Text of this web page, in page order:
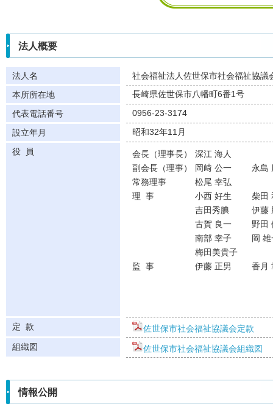
法人概要
法人名
社会福祉法人佐世保市社会福祉協議
本所所在地
長崎県佐世保市八幡町6番1号
代表電話番号
0956-23-3174
設立年月
昭和32年11月
役 員
会長（理事長）
深江 海人
副会長（理事）
岡﨑 公一
永島
常務理事
松尾 幸弘
理 事
小西 好生
柴田
吉田秀腆
伊藤
古賀 良一
野田
南部 幸子
岡
梅田美貴子
監 事
伊藤 正男 香月
定 款
佐世保市社会福祉協議会定款
組織図
佐世保市社会福祉協議会組織図
情報公開